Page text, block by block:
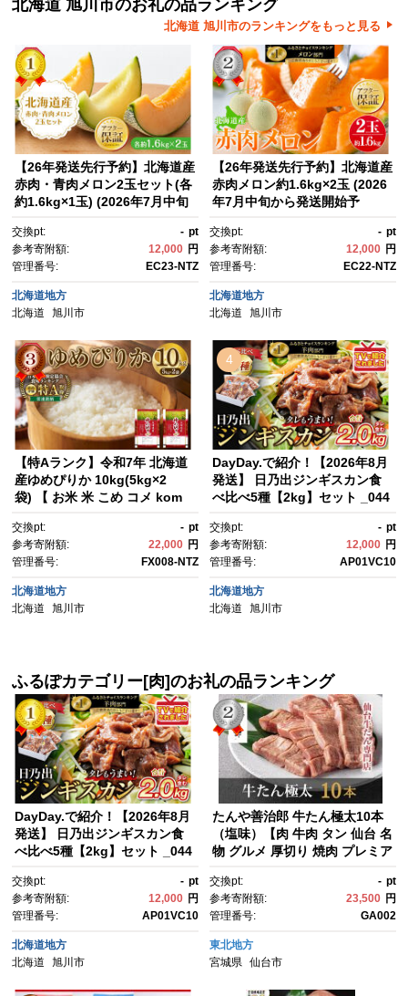
北海道 旭川市のお礼の品ランキング
北海道 旭川市のランキングをもっと見る
【26年発送先行予約】北海道産
赤肉・青肉メロン2玉セット(各
約1.6kg×1玉) (2026年7月中旬
肉 赤肉メロン 青肉 レッドメロ
ン グリーンメロン めろん mer
on melon 国産 デザート 産地
直送 果物 フルーツ 糖度 甘
い 旬 2玉 デザート 旭川市ふる
さと納税 北海道ふるさと納
税 旭川市 北海道】_02062
交換pt: - pt
参考寄附額:
12,000 円
管理番号:
EC23-NTZ
北海道地方
北海道
旭川市
【26年発送先行予約】北海道産
赤肉メロン約1.6kg×2玉 (2026
年7月中旬から発送開始予
ツ メロン 赤肉 赤肉メロン めろ
ん meron melon 国産 デザー
ト 産地直送 旬 お取り寄せ 甘
い 北海道産 旭川市 北海道 】_
02061
交換pt: - pt
参考寄附額:
12,000 円
管理番号:
EC22-NTZ
北海道地方
北海道
旭川市
【特Aランク】令和7年 北海道
産ゆめぴりか 10kg(5kg×2
袋) 【 お米 米 こめ コメ kom
A 北海道産 白米 精米 ご飯 ごは
ん 5kg お米 旭川市 北海道 】_
04806 ●
交換pt: - pt
参考寄附額:
22,000 円
管理番号:
FX008-NTZ
北海道地方
北海道
旭川市
4
DayDay.で紹介！【2026年8月
発送】 日乃出ジンギスカン食
べ比べ5種【2kg】セット _044
交換pt: - pt
参考寄附額:
12,000 円
管理番号:
AP01VC10
北海道地方
北海道
旭川市
ふるぽカテゴリー[肉]のお礼の品ランキング
DayDay.で紹介！【2026年8月
発送】 日乃出ジンギスカン食
べ比べ5種【2kg】セット _044
交換pt: - pt
参考寄附額:
12,000 円
管理番号:
AP01VC10
北海道地方
北海道
旭川市
たんや善治郎 牛たん極太10本
（塩味）【肉 牛肉 タン 仙台 名
物 グルメ 厚切り 焼肉 プレミア
らかい 食品 人気 ギフト 風味豊
か 旨味 冷凍保存 焼き方簡単 食
べ比べ 高級 贅沢 牛タン に
く お肉 BBQ キャンプ アウト
ドア 美味しい 仙台牛タン 厚
切 おすすめ 宮城 冷凍牛タン ぎ
ゅうたん お取り寄せ グルメ 有
交換pt: - pt
参考寄附額:
23,500 円
管理番号:
GA002
東北地方
宮城県 仙台市